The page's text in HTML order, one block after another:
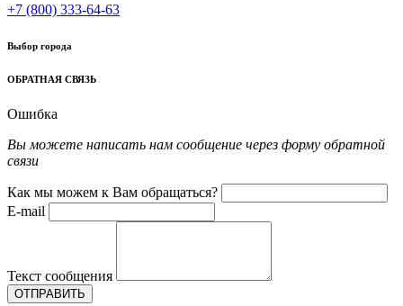
+7 (800) 333-64-63
Выбор города
ОБРАТНАЯ СВЯЗЬ
Ошибка
Вы можете написать нам сообщение через форму обратной
связи
Как мы можем к Вам обращаться?
E-mail
Текст сообщения
ОТПРАВИТЬ